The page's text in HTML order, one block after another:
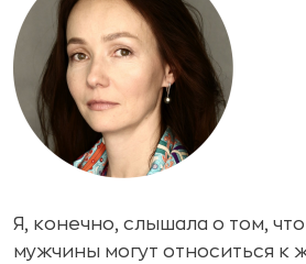
Я, конечно, слышала о том,
мужчины могут относиться к